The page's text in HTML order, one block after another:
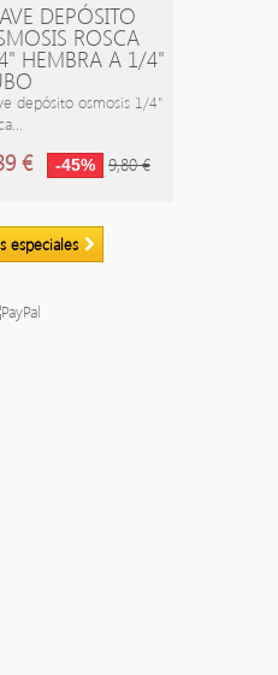
DEPÓSITO
ROSCA
HEMBRA A 1/4"
depósito osmosis 1/4"
€ -45% 9,80 €
especiales